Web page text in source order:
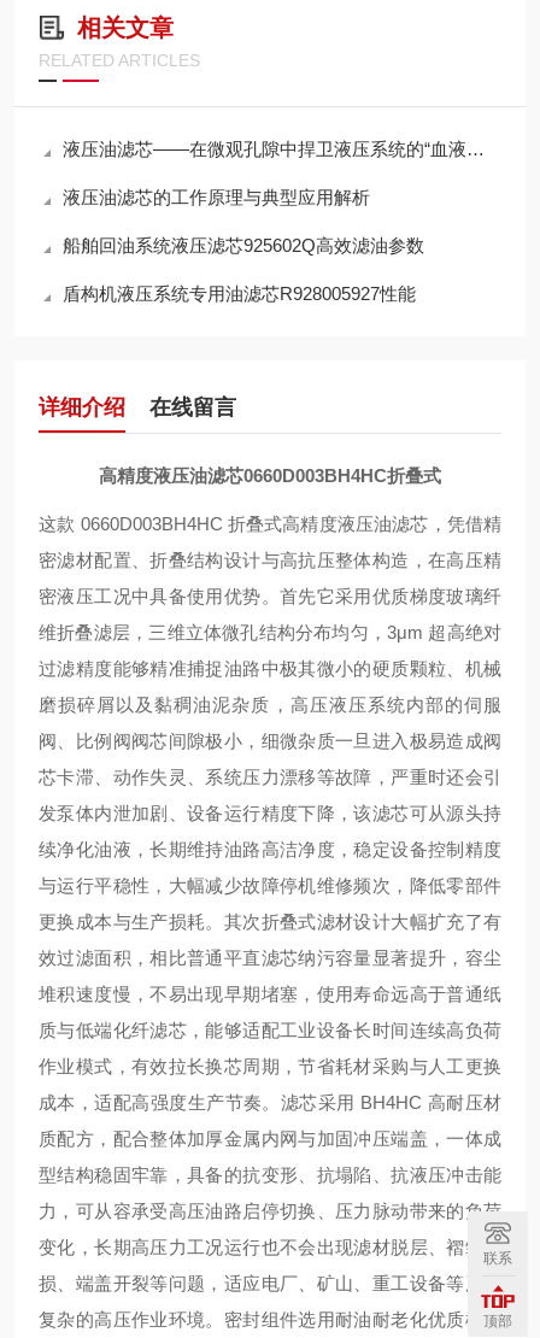
相关文章
RELATED ARTICLES
液压油滤芯——在微观孔隙中捍卫液压系统的“血液纯净”
液压油滤芯的工作原理与典型应用解析
船舶回油系统液压滤芯925602Q高效滤油参数
盾构机液压系统专用油滤芯R928005927性能
详细介绍 在线留言
高精度液压油滤芯0660D003BH4HC折叠式
这款 0660D003BH4HC 折叠式高精度液压油滤芯，凭借精
密滤材配置、折叠结构设计与高抗压整体构造，在高压精
密液压工况中具备使用优势。首先它采用优质梯度玻璃纤
维折叠滤层，三维立体微孔结构分布均匀，3μm 超高绝对
过滤精度能够精准捕捉油路中极其微小的硬质颗粒、机械
磨损碎屑以及黏稠油泥杂质，高压液压系统内部的伺服
阀、比例阀阀芯间隙极小，细微杂质一旦进入极易造成阀
芯卡滞、动作失灵、系统压力漂移等故障，严重时还会引
发泵体内泄加剧、设备运行精度下降，该滤芯可从源头持
续净化油液，长期维持油路高洁净度，稳定设备控制精度
与运行平稳性，大幅减少故障停机维修频次，降低零部件
更换成本与生产损耗。其次折叠式滤材设计大幅扩充了有
效过滤面积，相比普通平直滤芯纳污容量显著提升，容尘
堆积速度慢，不易出现早期堵塞，使用寿命远高于普通纸
质与低端化纤滤芯，能够适配工业设备长时间连续高负荷
作业模式，有效拉长换芯周期，节省耗材采购与人工更换
成本，适配高强度生产节奏。滤芯采用 BH4HC 高耐压材
质配方，配合整体加厚金属内网与加固冲压端盖，一体成
型结构稳固牢靠，具备的抗变形、抗塌陷、抗液压冲击能
力，可从容承受高压油路启停切换、压力脉动带来的负荷
变化，长期高压力工况运行也不会出现滤材脱层、褶皱破
损、端盖开裂等问题，适应电厂、矿山、重工设备等严苛
复杂的高压作业环境。密封组件选用耐油耐老化优质橡胶
联系
顶部